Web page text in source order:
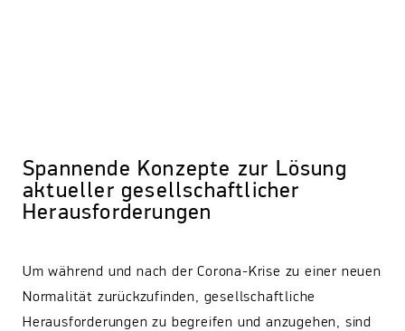
Spannende Konzepte zur Lösung
aktueller gesellschaftlicher
Herausforderungen
Um während und nach der Corona-Krise zu einer neuen
Normalität zurückzufinden, gesellschaftliche
Herausforderungen zu begreifen und anzugehen, sind